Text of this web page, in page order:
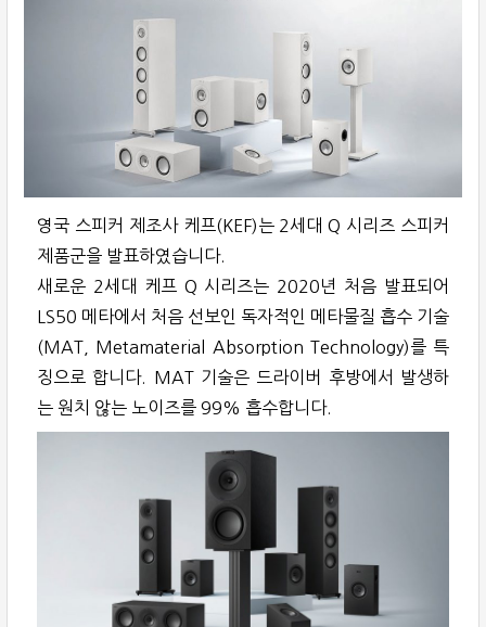
영국 스피커 제조사 케프(KEF)는 2세대 Q 시리즈 스피커
제품군을 발표하였습니다.
새로운 2세대 케프 Q 시리즈는 2020년 처음 발표되어
LS50 메타에서 처음 선보인 독자적인 메타물질 흡수 기술
(MAT, Metamaterial Absorption Technology)를 특
징으로 합니다. MAT 기술은 드라이버 후방에서 발생하
는 원치 않는 노이즈를 99% 흡수합니다.